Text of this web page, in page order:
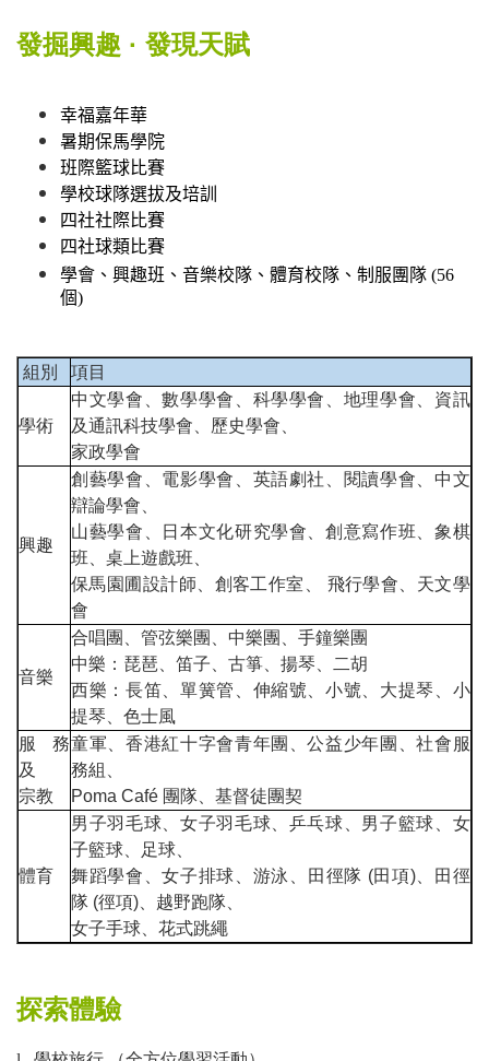
發掘興趣 · 發現天賦
幸福嘉年華
暑期保馬學院
班際籃球比賽
學校球隊選拔及培訓
四社社際比賽
四社球類比賽
學會、興趣班、音樂校隊、體育校隊、制服團隊 (56
個)
組別 項目
學術
中文學會、數學學會、科學學會、地理學會、資訊
及通訊科技學會、歷史學會、
家政學會
興趣
創藝學會、電影學會、英語劇社、閱讀學會、中文
辯論學會、
山藝學會、日本文化研究學會、創意寫作班、象棋
班、桌上遊戲班、
保馬園圃設計師、創客工作室、
飛行學會、天文學
會
音樂
合唱團、管弦樂團、中樂團、手鐘樂團
中樂：琵琶、笛子、古箏、揚琴、二胡
西樂：長笛、單簧管、伸縮號、小號、大提琴、小
提琴、色士風
服務
及
宗教
童軍、香港紅十字會青年團、公益少年團、社會服
務組、
Poma Café 團隊、基督徒團契
體育
男子羽毛球、女子羽毛球、乒乓球、男子籃球、女
子籃球、足球、
舞蹈學會、女子排球、游泳、田徑隊 (田項 )、田徑
隊 (徑項)、越野跑隊、
女子手球、花式跳繩
探索體驗